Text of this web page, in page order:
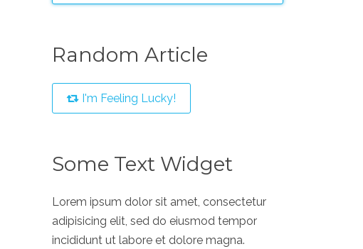
Random Article
I'm Feeling Lucky!
Some Text Widget
Lorem ipsum dolor sit amet, consectetur
adipisicing elit, sed do eiusmod tempor
incididunt ut labore et dolore magna.